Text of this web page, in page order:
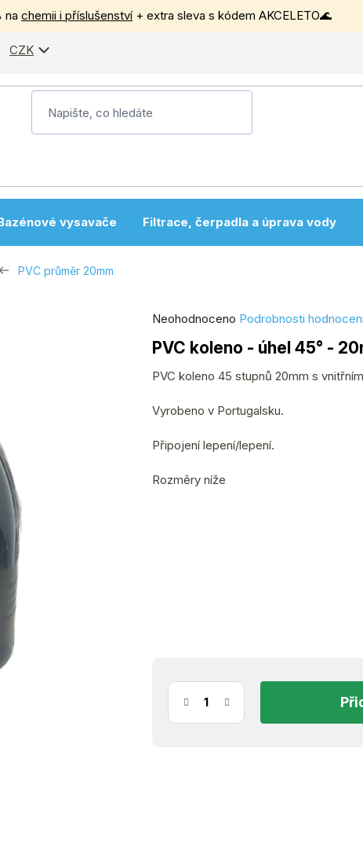
na chemii i příslušenství + extra sleva s kódem AKCELETO🌊
CZK
vysavače Filtrace, čerpadla a úprava vody
PVC průměr 20mm
PVC koleno - úhel 45° -
Průměrné
produktu
je
z
hvězdiček.
Neohodnoceno Podrobnosti
PVC koleno 45 stupnů 20mm s
Vyrobeno v Portugalsku.
Připojení lepení/lepení.
Rozměry níže